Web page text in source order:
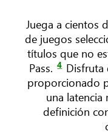
Juega a cientos
de juegos
títulos que no
Pass. 4 Disfruta
proporcionado
una
definición